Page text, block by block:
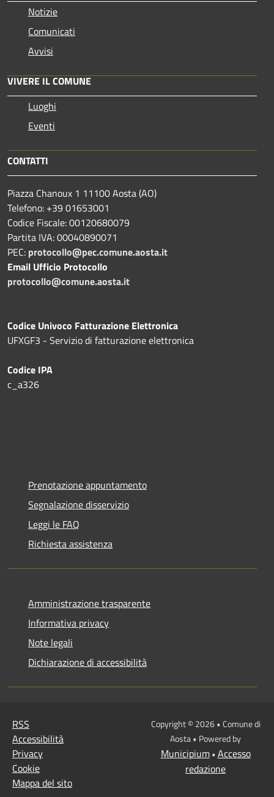
Notizie
Comunicati
Avvisi
VIVERE IL COMUNE
Luoghi
Eventi
CONTATTI
Piazza Chanoux 1 11100 Aosta (AO)
Telefono: +39 01653001
Codice Fiscale: 00120680079
Partita IVA: 00040890071
PEC: protocollo@pec.comune.aosta.it
Email Ufficio Protocollo
protocollo@comune.aosta.it
Codice Univoco Fatturazione Elettronica
UFXGF3 - Servizio di fatturazione elettronica
Codice IPA
c_a326
Prenotazione appuntamento
Segnalazione disservizio
Leggi le FAQ
Richiesta assistenza
Amministrazione trasparente
Informativa privacy
Note legali
Dichiarazione di accessibilità
RSS
Accessibilità
Privacy
Cookie
Mappa del sito
Copyright © 2026 • Comune di
Aosta • Powered by
Municipium• Accesso
redazione